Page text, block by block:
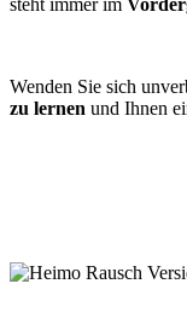
steht immer im
Wenden Sie sich
zu lernen und Ihnen